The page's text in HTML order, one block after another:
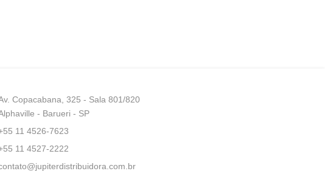
Copacabana, 325 - Sala 801/820
- Barueri - SP
11 4526-7623
11 4527-2222